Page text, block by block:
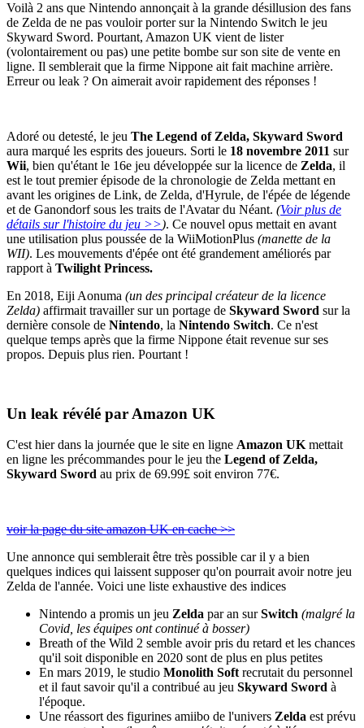
Voilà 2 ans que Nintendo annonçait à la grande désillusion des fans
de Zelda de ne pas vouloir porter sur la Nintendo Switch le jeu
Skyward Sword. Pourtant, Amazon UK vient de lister
(volontairement ou pas) une petite bombe sur son site de vente en
ligne. Il semblerait que la firme Nippone ait fait machine arrière.
Erreur ou leak ? On aimerait avoir rapidement des réponses !
Adoré ou detesté, le jeu The Legend of Zelda, Skyward Sword
aura marqué les esprits des joueurs. Sorti le 18 novembre 2011 sur
Wii, bien qu'étant le 16e jeu développée sur la licence de Zelda, il
est le tout premier épisode de la chronologie de Zelda mettant en
avant les origines de Link, de Zelda, d'Hyrule, de l'épée de légende
et de Ganondorf sous les traits de l'Avatar du Néant. (Voir plus de
détails sur l'histoire du jeu >>). Ce nouvel opus mettait en avant
une utilisation plus poussée de la WiiMotionPlus (manette de la
WII). Les mouvements d'épée ont été grandement améliorés par
rapport à Twilight Princess.
En 2018, Eiji Aonuma (un des principal créateur de la licence
Zelda) affirmait travailler sur un portage de Skyward Sword sur la
dernière console de Nintendo, la Nintendo Switch. Ce n'est
quelque temps après que la firme Nippone était revenue sur ses
propos. Depuis plus rien. Pourtant !
Un leak révélé par Amazon UK
C'est hier dans la journée que le site en ligne Amazon UKmettait
en ligne les précommandes pour le jeu the Legend of Zelda,
Skyward Sword au prix de 69.99£ soit environ 77€.
voir la page du site amazon UK en cache >>
Une annonce qui semblerait être très possible car il y a bien
quelques indices qui laissent supposer qu'on pourrait avoir notre jeu
Zelda de l'année. Voici une liste exhaustive des indices
Nintendo a promis un jeu Zelda par an surSwitch (malgré la
Covid, les équipes ont continué à bosser)
Breath of the Wild 2 semble avoir pris du retard et les chances
qu'il soit disponible en 2020 sont de plus en plus petites
En mars 2019, le studio Monolith Softrecrutait du personnel
et il faut savoir qu'il a contribué au jeu Skyward Sword à
l'époque.
Une réassort des figurines amiibo de l'univers Zelda est prévu